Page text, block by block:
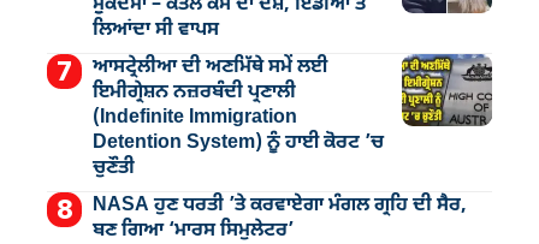
ਲਿਆਂਦਾ ਸੀ ਵਾਪਸ
ਆਸਟ੍ਰੇਲੀਆ ਦੀ ਅਣਮਿੱਥੇ ਸਮੇਂ ਲਈ
ਇਮੀਗ੍ਰੇਸ਼ਨ ਨਜ਼ਰਬੰਦੀ ਪ੍ਰਣਾਲੀ
(Indefinite Immigration
Detention System) ਨੂੰ ਹਾਈ ਕੋਰਟ ’ਚ
ਚੁਣੌਤੀ
NASA ਹੁਣ ਧਰਤੀ ’ਤੇ ਕਰਵਾਏਗਾ ਮੰਗਲ ਗ੍ਰਹਿ ਦੀ ਸੈਰ,
ਬਣ ਗਿਆ ‘ਮਾਰਸ ਸਿਮੁਲੇਟਰ’